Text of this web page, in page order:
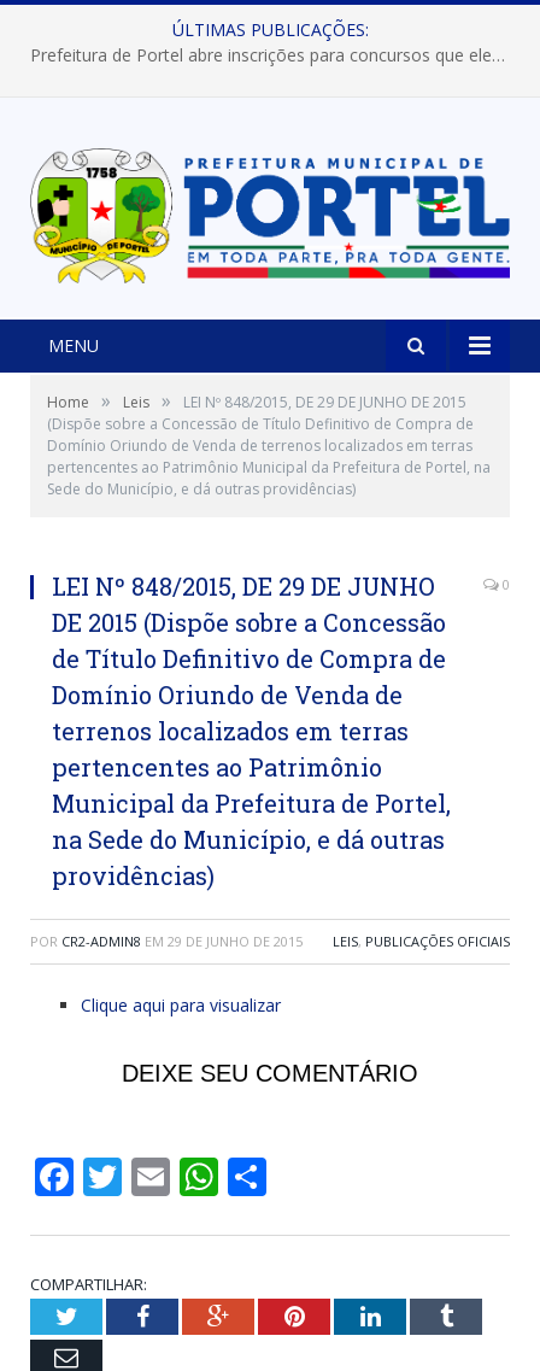
ÚLTIMAS PUBLICAÇÕES:
Prefeitura de Portel abre inscrições para concursos que elegerão os destaques do Verão 2026
MENU
Home » Leis »
LEI Nº 848/2015, DE 29 DE JUNHO DE 2015
(Dispõe sobre a Concessão de Título Definitivo de Compra de
Domínio Oriundo de Venda de terrenos localizados em terras
pertencentes ao Patrimônio Municipal da Prefeitura de Portel, na
Sede do Município, e dá outras providências)
LEI Nº 848/2015, DE 29 DE JUNHO
DE 2015 (Dispõe sobre a Concessão
de Título Definitivo de Compra de
Domínio Oriundo de Venda de
terrenos localizados em terras
pertencentes ao Patrimônio
Municipal da Prefeitura de Portel,
na Sede do Município, e dá outras
providências)
0
POR CR2-ADMIN8 EM 29 DE JUNHO DE 2015 LEIS, PUBLICAÇÕES OFICIAIS
Clique aqui para visualizar
DEIXE SEU COMENTÁRIO
Facebook
Twitter
EmailWhatsApp
COMPARTILHAR:
TwitterFacebookGoogle+PinterestLinkedInTumblr
Email